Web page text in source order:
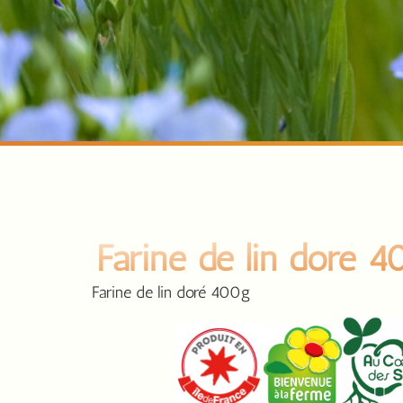
Farine de lin doré
Farine de lin doré 400g